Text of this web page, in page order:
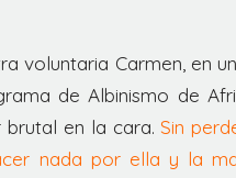
voluntaria Carmen, en
de Albinismo de
brutal en la cara. Sin
nada por ella y la